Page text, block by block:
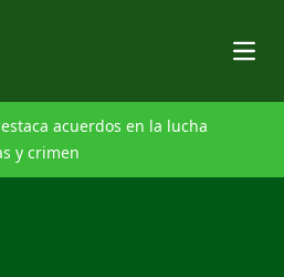
acuerdos en la lucha
y crimen